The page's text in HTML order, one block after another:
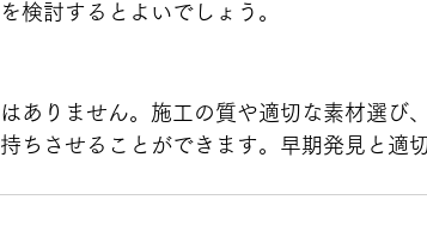
検討するとよいでしょう。
ありません。施工の質や適切な素材選び
ちさせることができます。早期発見と適